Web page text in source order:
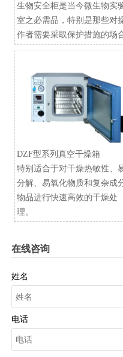
生物安全柜是当今微生物实
室之必需品，特别是那些对
作者需要采取保护措施的场
DZF型系列真空干燥箱
特别适合于对干燥热敏性、
分解、易氧化物质和复杂成
物品进行快速高效的干燥处
理。
在线咨询
姓名
电话